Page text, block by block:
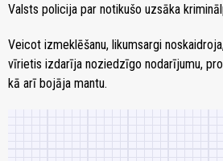
Valsts policija par notikušo uzsāka
Veicot izmeklēšanu, likumsargi
vīrietis izdarīja noziedzīgo nodarījumu,
kā arī bojāja mantu.